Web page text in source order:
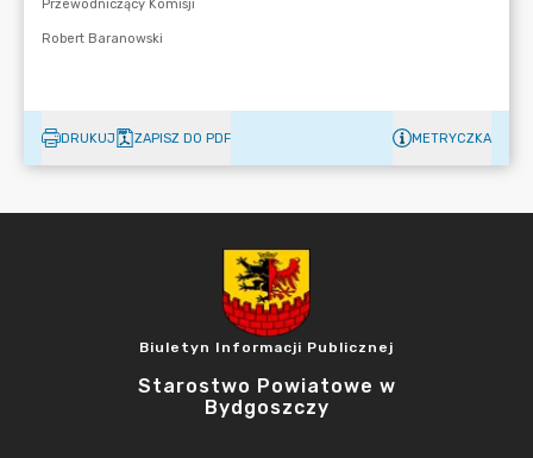
DRUKUJ ZAPISZ DO PDF METRYCZKA
Biuletyn Informacji Publicznej
Starostwo Powiatowe w
Bydgoszczy